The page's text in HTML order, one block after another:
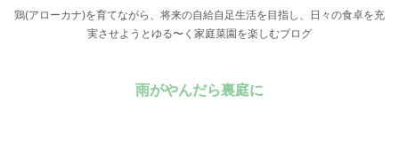
鶏(アローカナ)を育てながら、将来の自給自足生活を目指し、日々の食卓を充
実させようとゆる〜く家庭菜園を楽しむブログ
雨がやんだら裏庭に